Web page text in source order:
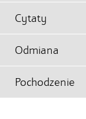
Cytaty
Odmiana
Pochodzenie